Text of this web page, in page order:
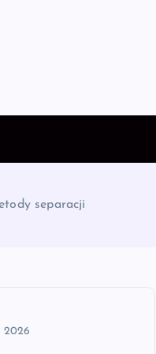
separacji
2026